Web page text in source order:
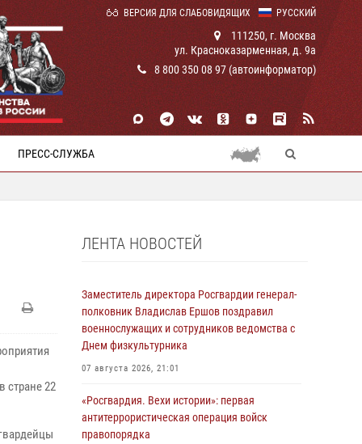
РУССКИЙ
ВЕРСИЯ ДЛЯ СЛАБОВИДЯЩИХ
111250, г. Москва
ул. Красноказарменная, д. 9а
8 800 350 08 97 (автоинформатор)
ПРЕСС-СЛУЖБА
стране 22
ЛЕНТА НОВОСТЕЙ
Заместитель директора Росгвардии генерал-
полковник Владислав Ершов поздравил
военнослужащих и сотрудников ведомства с
Днем физкультурника
07 августа 2026, 21:01
«Росгвардия. Вехи истории»: первая
антитеррористическая операция войск
правопорядка